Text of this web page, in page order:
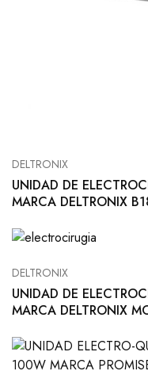
DELTRONIX
UNIDAD DE
MARCA DELTRONIX
DELTRONIX
UNIDAD DE
MARCA DELTRONIX